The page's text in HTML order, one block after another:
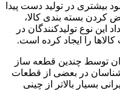
بیشتری در تولید دست پیدا
کردن بسته بندی کالا،
این نوع تولیدکنندگان در
را ایجاد کرده است.
توسط چندین قطعه ساز
در بعضی از قطعات
بسیار بالاتر از چینی